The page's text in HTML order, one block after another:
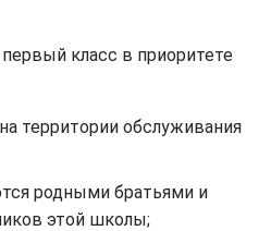
класс в приоритете
территории обслуживания
родными братьями и
этой школы;